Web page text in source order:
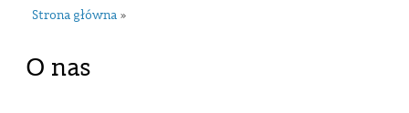
Strona główna »
O nas